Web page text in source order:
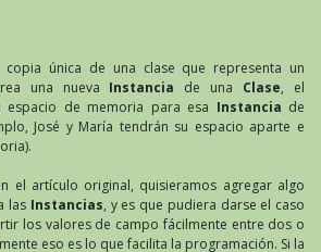
copia única de una clase que representa un
una nueva Instancia de una Clase, el
espacio de memoria para esa Instancia de
José y María tendrán su espacio aparte e
el artículo original, quisieramos agregar algo
las Instancias, y es que pudiera darse el caso
los valores de campo fácilmente entre dos o
eso es lo que facilita la programación. Si la